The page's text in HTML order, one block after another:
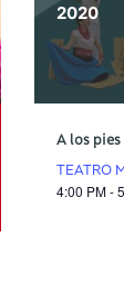
2020
A los
TEATRO
4:00 PM -